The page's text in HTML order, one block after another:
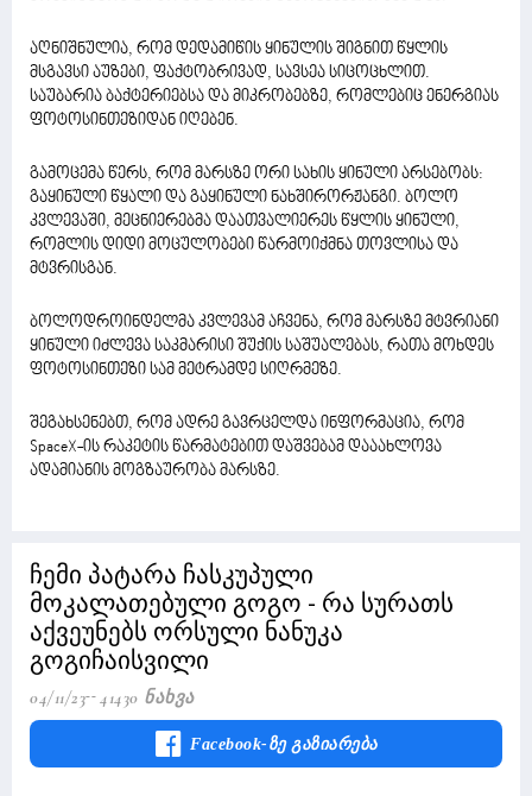
აღნიშნულია, რომ დედამიწის ყინულის შიგნით წყლის
მსგავსი აუზები, ფაქტობრივად, სავსეა სიცოცხლით.
საუბარია ბაქტერიებსა და მიკრობებზე, რომლებიც ენერგიას
ფოტოსინთეზიდან იღებენ.
გამოცემა წერს, რომ მარსზე ორი სახის ყინული არსებობს:
გაყინული წყალი და გაყინული ნახშირორჟანგი. ბოლო
კვლევაში, მეცნიერებმა დაათვალიერეს წყლის ყინული,
რომლის დიდი მოცულობები წარმოიქმნა თოვლისა და
მტვრისგან.
ბოლოდროინდელმა კვლევამ აჩვენა, რომ მარსზე მტვრიანი
ყინული იძლევა საკმარისი შუქის საშუალებას, რათა მოხდეს
ფოტოსინთეზი სამ მეტრამდე სიღრმეზე.
შეგახსენებთ, რომ ადრე გავრცელდა ინფორმაცია, რომ
SpaceX-ის რაკეტის წარმატებით დაშვებამ დააახლოვა
ადამიანის მოგზაურობა მარსზე.
ჩემი პატარა ჩასკუპული
მოკალათებული გოგო - რა სურათს
აქვეუნებს ორსული ნანუკა
გოგიჩაისვილი
04/11/23 41430 Ნახვა
Facebook-Ზე Გაზიარება